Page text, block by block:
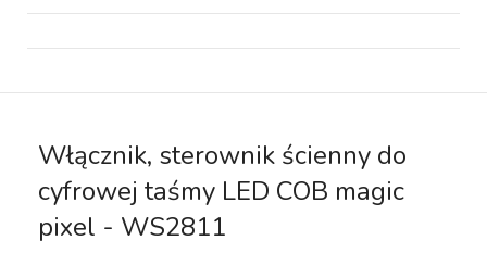
Włącznik, sterownik ścienny do
cyfrowej taśmy LED COB magic
pixel - WS2811